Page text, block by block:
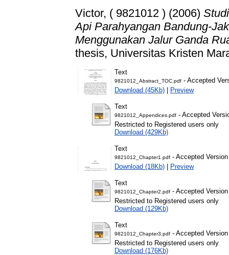
Victor, ( 9821012 ) (2006)
Api Parahyangan Bandung-
Menggunakan Jalur Ganda
thesis, Universitas Kristen
Text
9821012_Abstract_TOC.pdf - Accepted
Download (45Kb) | Preview
Text
9821012_Appendices.pdf - Accepted
Restricted to Registered users only
Download (429Kb)
Text
9821012_Chapter1.pdf - Accepted Version
Download (18Kb) | Preview
Text
9821012_Chapter2.pdf - Accepted Version
Restricted to Registered users only
Download (129Kb)
Text
9821012_Chapter3.pdf - Accepted Version
Restricted to Registered users only
Download (176Kb)